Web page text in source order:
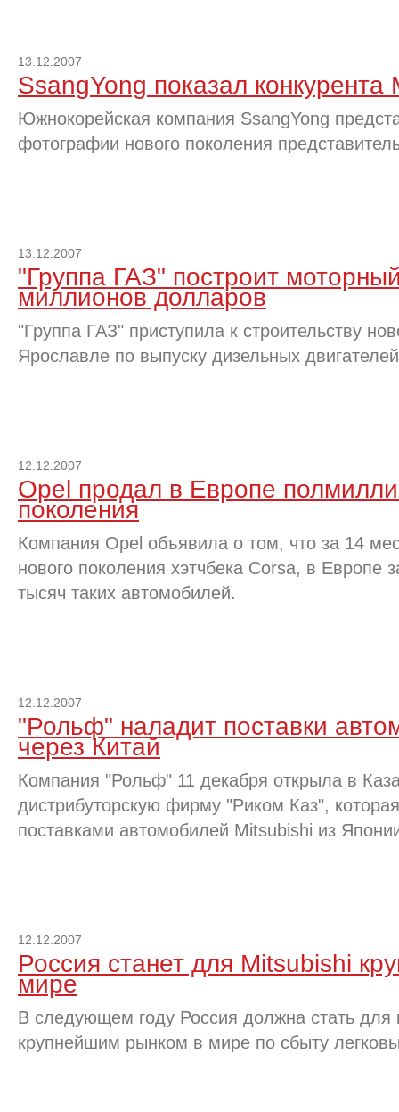
13.12.2007
SsangYong показал
Южнокорейская компания SsangYong
фотографии нового поколения
13.12.2007
"Группа ГАЗ" построит
миллионов долларов
"Группа ГАЗ" приступила к строительству
Ярославле по выпуску дизельных
12.12.2007
Opel продал в Европе
поколения
Компания Opel объявила о том, что за 14
нового поколения хэтчбека Corsa, в Европе
тысяч таких автомобилей.
12.12.2007
"Рольф" наладит поставки
через Китай
Компания "Рольф" 11 декабря открыла в
дистрибуторскую фирму "Риком Каз",
поставками автомобилей Mitsubishi из
12.12.2007
Россия станет для Mitsubishi
мире
В следующем году Россия должна стать для
крупнейшим рынком в мире по сбыту